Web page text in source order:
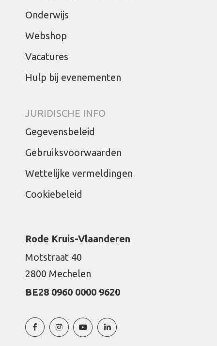
Onderwijs
Webshop
Vacatures
Hulp bij evenementen
JURIDISCHE INFO
Gegevensbeleid
Gebruiksvoorwaarden
Wettelijke vermeldingen
Cookiebeleid
Rode Kruis-Vlaanderen
Motstraat 40
2800 Mechelen
BE28 0960 0000 9620